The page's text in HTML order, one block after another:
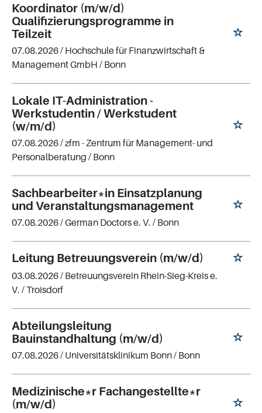
Koordinator (m/w/d)
Qualifizierungsprogramme in
Teilzeit
07.08.2026 / Hochschule für Finanzwirtschaft &
Management GmbH / Bonn
Lokale IT-Administration -
Werkstudentin / Werkstudent
(w/m/d)
07.08.2026 /zfm - Zentrum für Management- und
Personalberatung / Bonn
Sachbearbeiter*in Einsatzplanung
und Veranstaltungsmanagement
07.08.2026 /German Doctors e. V. / Bonn
Leitung Betreuungsverein (m/w/d)
03.08.2026 / Betreuungsverein Rhein-Sieg-Kreis e.
V. / Troisdorf
Abteilungsleitung
Bauinstandhaltung (m/w/d)
07.08.2026 / Universitätsklinikum Bonn/ Bonn
Medizinische*r Fachangestellte*r
(m/w/d)